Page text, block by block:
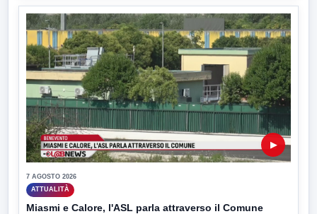
▶
7 AGOSTO 2026
ATTUALITÀ
Miasmi e Calore, l'ASL parla attraverso il Comune